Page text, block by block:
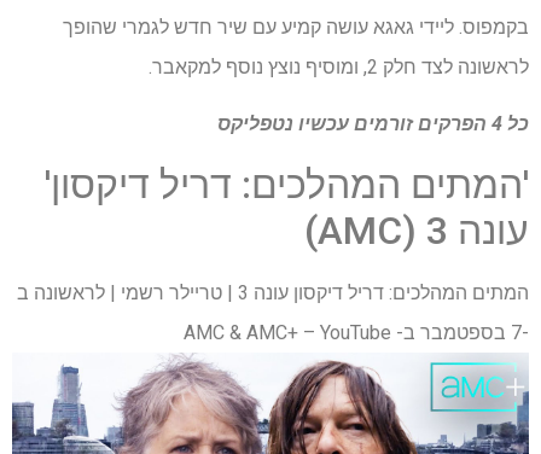
בקמפוס. ליידי גאגא עושה קמיע עם שיר חדש לגמרי שהופך
לראשונה לצד חלק 2, ומוסיף נוצץ נוסף למקאבר.
כל 4 הפרקים זורמים עכשיו נטפליקס
'המתים המהלכים: דריל דיקסון'
עונה 3 (AMC)
המתים המהלכים: דריל דיקסון עונה 3 | טריילר רשמי | לראשונה ב
-7 בספטמבר ב- AMC & AMC+ – YouTube